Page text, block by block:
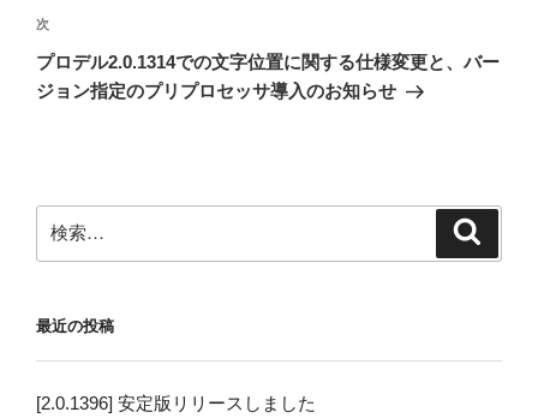
ゲ
ー
シ
次
の
投
次
プロデル2.0.1314での文字位置に関する仕様変更と、バー
ジョン指定のプリプロセッサ導入のお知らせ
索:
最近の投稿
[2.0.1396] 安定版リリースしました